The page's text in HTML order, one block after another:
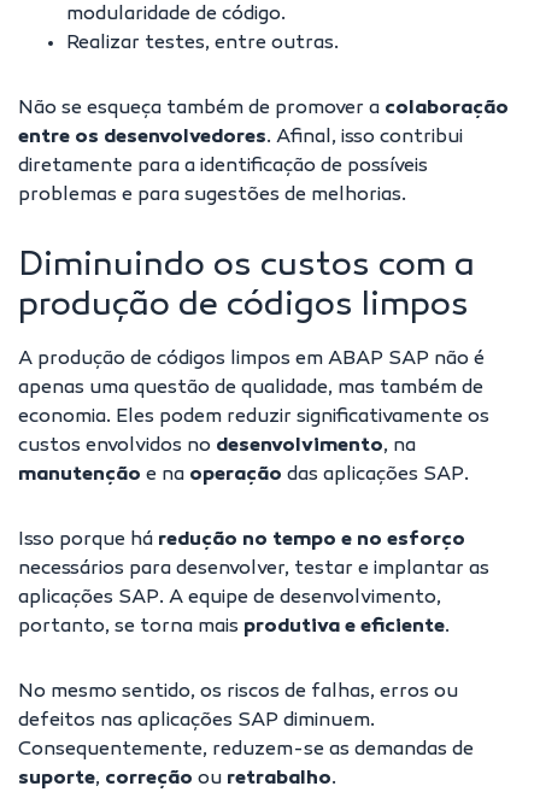
modularidade de código.
Realizar testes, entre outras.
Não se esqueça também de promover a colaboração
entre os desenvolvedores. Afinal, isso contribui
diretamente para a identificação de possíveis
problemas e para sugestões de melhorias.
Diminuindo os custos com a
produção de códigos limpos
A produção de códigos limpos em ABAP SAP não é
apenas uma questão de qualidade, mas também de
economia. Eles podem reduzir significativamente os
custos envolvidos no desenvolvimento, na
manutenção e na operação das aplicações SAP.
Isso porque há redução no tempo e no esforço
necessários para desenvolver, testar e implantar as
aplicações SAP. A equipe de desenvolvimento,
portanto, se torna mais produtiva e eficiente.
No mesmo sentido, os riscos de falhas, erros ou
defeitos nas aplicações SAP diminuem.
Consequentemente, reduzem-se as demandas de
suporte, correção ou retrabalho.